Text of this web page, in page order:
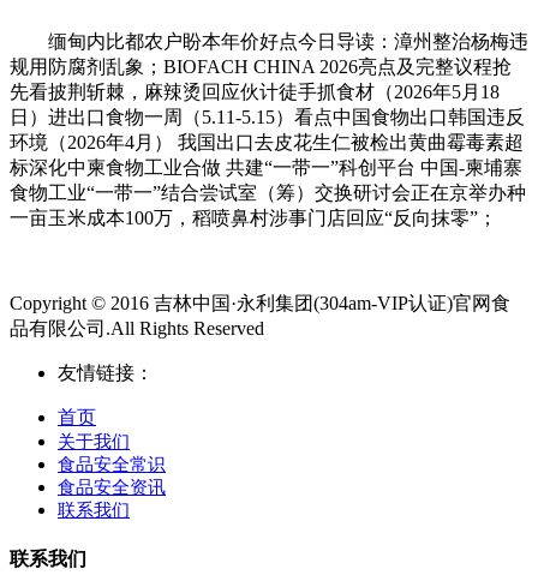
缅甸内比都农户盼本年价好点今日导读：漳州整治杨梅违
规用防腐剂乱象；BIOFACH CHINA 2026亮点及完整议程抢
先看披荆斩棘，麻辣烫回应伙计徒手抓食材（2026年5月18
日）进出口食物一周（5.11-5.15）看点中国食物出口韩国违反
环境（2026年4月） 我国出口去皮花生仁被检出黄曲霉毒素超
标深化中柬食物工业合做 共建“一带一”科创平台 中国-柬埔寨
食物工业“一带一”结合尝试室（筹）交换研讨会正在京举办种
一亩玉米成本100万，稻喷鼻村涉事门店回应“反向抹零”；
Copyright © 2016 吉林中国·永利集团(304am-VIP认证)官网食
品有限公司.All Rights Reserved
友情链接：
首页
关于我们
食品安全常识
食品安全资讯
联系我们
联系我们